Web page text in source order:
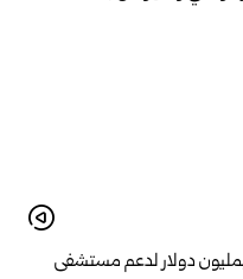
دولار لدعم ‌‏مستشفى